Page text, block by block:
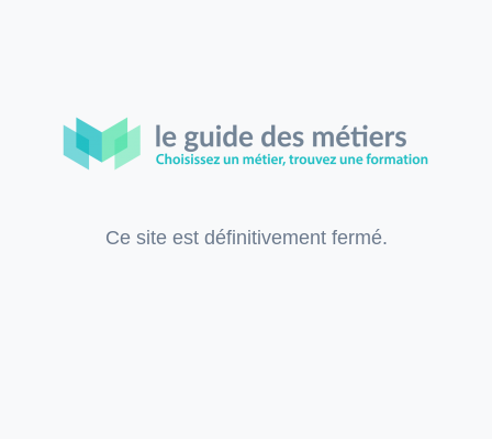
Ce site est définitivement fermé.